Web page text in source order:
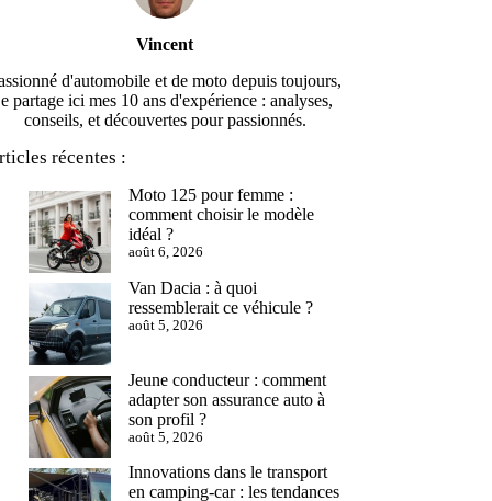
Vincent
d'automobile et de moto depuis toujours,
partage ici mes 10 ans d'expérience : analyses,
conseils, et découvertes pour passionnés.
récentes :
Moto 125 pour femme :
comment choisir le modèle
idéal ?
août 6, 2026
Van Dacia : à quoi
ressemblerait ce véhicule ?
août 5, 2026
Jeune conducteur : comment
adapter son assurance auto à
son profil ?
août 5, 2026
Innovations dans le transport
en camping-car : les tendances